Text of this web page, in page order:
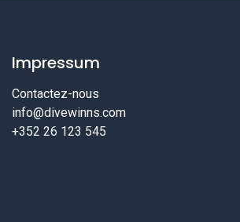
Impressum
Contactez-nous
info@divewinns.com
+352 26 123 545